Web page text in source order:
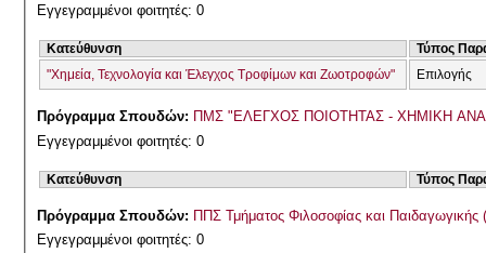
Εγγεγραμμένοι φοιτητές: 0
Κατεύθυνση
Τύπος
"Χημεία, Τεχνολογία και Έλεγχος Τροφίμων και Ζωοτροφών"
Επιλογής
Πρόγραμμα Σπουδών: ΠΜΣ "ΕΛΕΓΧΟΣ ΠΟΙΟΤΗΤΑΣ - ΧΗΜΙΚΗ
Εγγεγραμμένοι φοιτητές: 0
Κατεύθυνση Τύπος
Πρόγραμμα Σπουδών: ΠΠΣ Τμήματος Φιλοσοφίας και Παιδαγωγικής
Εγγεγραμμένοι φοιτητές: 0